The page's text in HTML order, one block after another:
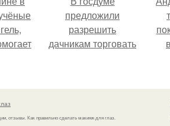
предложили
разрешить
дачникам торговать
в людных местах.
отзывы. Как правильно сделать макияж для глаз.